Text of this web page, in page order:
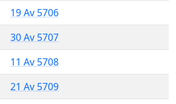
19 Av 5706
30 Av 5707
11 Av 5708
21 Av 5709